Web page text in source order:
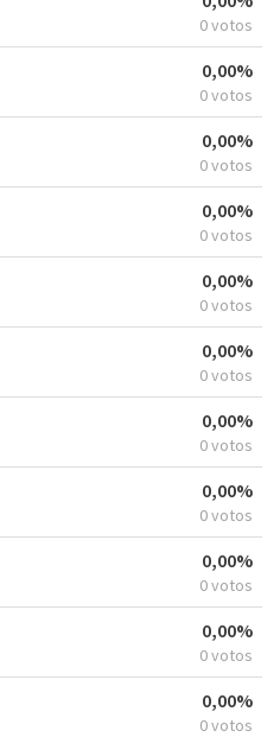
0 votos
0,00%
0 votos
0,00%
0 votos
0,00%
0 votos
0,00%
0 votos
0,00%
0 votos
0,00%
0 votos
0,00%
0 votos
0,00%
0 votos
0,00%
0 votos
0,00%
0 votos